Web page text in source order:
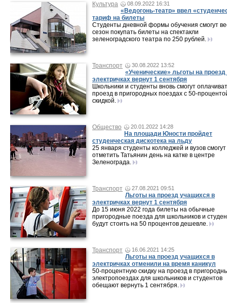
Культура 08.09.2022 16:31
«Ведогонь-театр» ввел
тариф на билеты
Студенты дневной формы обучения смогут
сезон покупать билеты на спектакли
зеленоградского театра по 250 рублей.
Транспорт 30.08.2022 13:52
«Ученические» льготы на проезд
электричках вернут 1 сентября
Школьники и студенты вновь смогут
проезд в пригородных поездах с 50-
скидкой.
Общество 20.01.2022 14:28
На площади Юности пройдет
студенческая дискотека на льду
25 января студенты колледжей и вузов смогут
отметить Татьянин день на катке в центре
Зеленограда.
Транспорт 27.08.2021 09:51
Льготы на проезд учащихся в
электричках вернут 1 сентября
До 15 июня 2022 года билеты на обычные
пригородные поезда для школьников и
будут стоить на 50 процентов дешевле.
Транспорт 16.06.2021 14:25
Льготы на проезд учащихся в
электричках отменили на время каникул
50-процентную скидку на проезд в
электропоездах для школьников и студентов
обещают вернуть 1 сентября.